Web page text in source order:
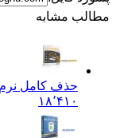
مشابه
حذف کامل نرم
۱۸٬۴۱۰